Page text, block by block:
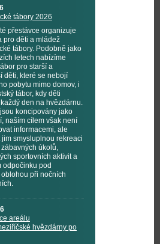
tábory 2026
přestávce organizuje
pro děti a mládež
tábory. Podobně jako
letech nabízíme
pro starší a
děti, které se nebojí
pobytu mimo domov, i
tábor, kdy děti
den na hvězdárnu.
koncipovány jako
naším cílem však není
informacemi, ale
smysluplnou rekreaci
úkolů,
sportovních aktivit a
odpočinku pod
při nočních
areálu
hvězdárny po